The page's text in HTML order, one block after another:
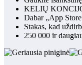
KELIŲ
Dabar „App
Stakas, kad
250 000 ir